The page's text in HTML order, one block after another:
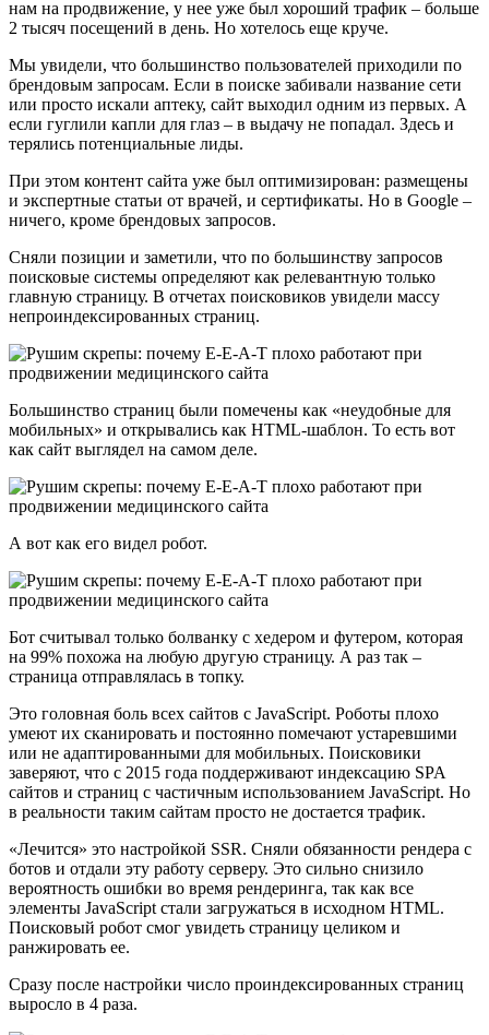
нам на продвижение, у нее уже был хороший трафик – больше
2 тысяч посещений в день. Но хотелось еще круче.
Мы увидели, что большинство пользователей приходили по
брендовым запросам. Если в поиске забивали название сети
или просто искали аптеку, сайт выходил одним из первых. А
если гуглили капли для глаз – в выдачу не попадал. Здесь и
терялись потенциальные лиды.
При этом контент сайта уже был оптимизирован: размещены
и экспертные статьи от врачей, и сертификаты. Но в Google –
ничего, кроме брендовых запросов.
Сняли позиции и заметили, что по большинству запросов
поисковые системы определяют как релевантную только
главную страницу. В отчетах поисковиков увидели массу
непроиндексированных страниц.
Большинство страниц были помечены как «неудобные для
мобильных» и открывались как HTML-шаблон. То есть вот
как сайт выглядел на самом деле.
А вот как его видел робот.
Бот считывал только болванку с хедером и футером, которая
на 99% похожа на любую другую страницу. А раз так –
страница отправлялась в топку.
Это головная боль всех сайтов с JavaScript. Роботы плохо
умеют их сканировать и постоянно помечают устаревшими
или не адаптированными для мобильных. Поисковики
заверяют, что с 2015 года поддерживают индексацию SPA
сайтов и страниц с частичным использованием JavaScript. Но
в реальности таким сайтам просто не достается трафик.
«Лечится» это настройкой SSR. Сняли обязанности рендера с
ботов и отдали эту работу серверу. Это сильно снизило
вероятность ошибки во время рендеринга, так как все
элементы JavaScript стали загружаться в исходном HTML.
Поисковый робот смог увидеть страницу целиком и
ранжировать ее.
Сразу после настройки число проиндексированных страниц
выросло в 4 раза.